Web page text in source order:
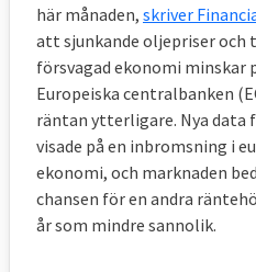
här månaden, skriver
att sjunkande oljepriser och
försvagad ekonomi minskar
Europeiska centralbanken
räntan ytterligare. Nya data
visade på en inbromsning i
ekonomi, och marknaden
chansen för en andra
år som mindre sannolik.